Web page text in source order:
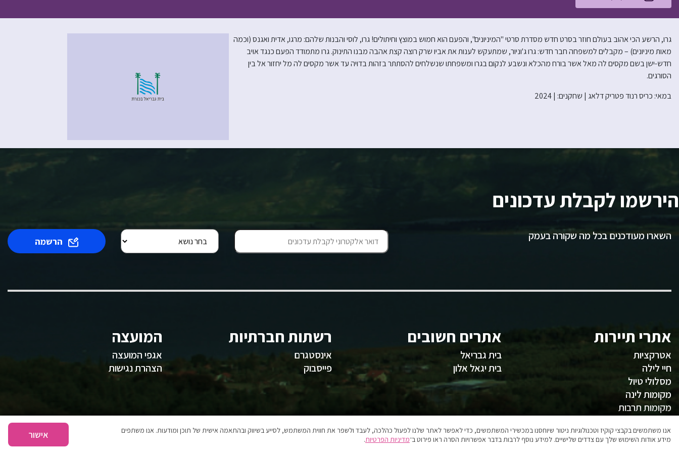
גרו, הרשע הכי אהוב בעולם חוזר בסרט חדש מסדרת סרטי "המיניונים", והפעם הוא חמוש במוצץ וחיתולים! גרו, לוסי והבנות שלהם: מרגו, אדית ואגנס (וכמה
מאות מיניונים) – מקבלים למשפחה חבר חדש: גרו ג'וניור, שמתעקש לענות את אביו שרק רוצה קצת אהבה מבנו התינוק. גרו מתמודד הפעם כנגד אויב
חדש-ישן בשם מקסים לה מאל אשר בורח מהכלא ונשבע לנקום בגרו ומשפחתו שנשלחים להסתתר בזהות בדויה עד אשר מקסים לה מל יחזור אל בין
הסורגים.
במאי: כריס רנוד פטריק דלאג | שחקנים: | 2024
הירשמו לקבלת עדכונים
השארו מעודכנים בכל מה שקורה בעמק הרשמה
אתרי תיירות
אטרקציות
חיי לילה
מסלולי טיול
מקומות לינה
מקומות תרבות
אתרים חשובים
בית גבריאל
בית יגאל אלון
רשתות חברתיות
אינסטגרם
פייסבוק
המועצה
אגפי המועצה
הצהרת נגישות
אנו משתמשים בקבצי קוקיז וטכנולוגיות ניטור שיוחסנו במכשירי המשתמשים, כדי לאפשר לאתר שלנו לפעול כהלכה, לעבד ולשפר את חווית המשתמש, לסייע בשיווק ובהתאמה אישית של תוכן ומודעות. אנו משתפים
מידע אודות השימוש שלך עם צדדים שלישיים. למידע נוסף לרבות בדבר אפשרויות הסרה ראו פירוט ב־מדיניות הפרטיות. אישור